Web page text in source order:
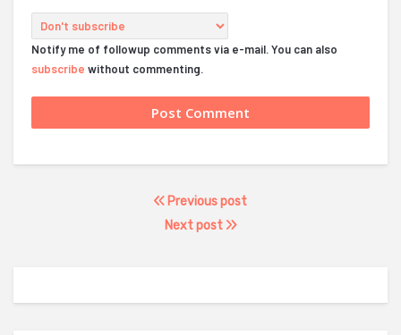
Notify me of followup comments via e-mail. You can also
subscribe without commenting.
Previous post
Next post